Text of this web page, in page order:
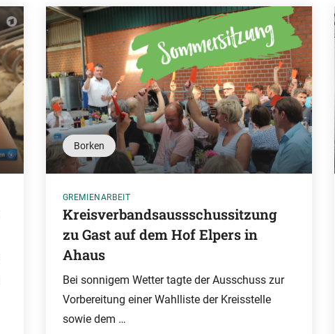
Borken
GREMIENARBEIT
Kreisverbandsaussschussitzung
zu Gast auf dem Hof Elpers in
Ahaus
Bei sonnigem Wetter tagte der Ausschuss zur
Vorbereitung einer Wahlliste der Kreisstelle
sowie dem …